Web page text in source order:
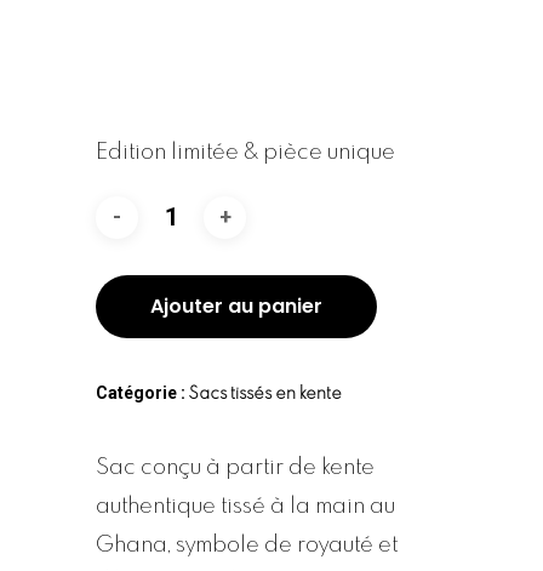
Edition limitée & pièce unique
Ajouter au panier
Catégorie : Sacs tissés en kente
Sac conçu à partir de kente
authentique tissé à la main au
Ghana, symbole de royauté et